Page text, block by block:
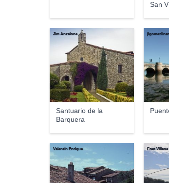
San
Santuario de la
Barquera
Jim Anzalone
Valentín Enrique Fran Villena